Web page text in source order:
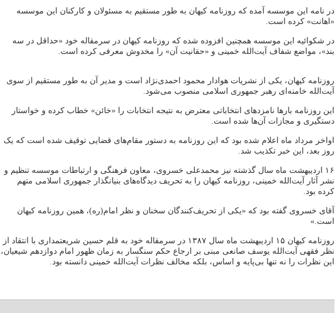
در نامه این موسسه آمده که روزنامه کیهان به طور مستقیم به مسئولان و کارکنان این موسسه
«اهانت» کرده است.
در شکوائیه این موسسه همچنین افزوده شده که روزنامه کیهان در سرمقاله خود «حداقل در سه
بند»، مواضع شفاف آیت‌الله خمینی و «حقانیت آن» را مخدوش معرفی کرده است.
روزنامه کیهان، یکی از نشریات هوادار محمود احمدی‌نژاد است و مدیر آن به طور مستقیم از سوی
آیت‌الله خامنه‌ای رهبر جمهوری اسلامی منصوب می‌شود.
این روزنامه بارها نامزدهای انتخاباتی معترض به نتیجه انتخابات را «خائن» خطاب کرده و خواستار
دستگیری و مجازات آن‌ها شده‌ است.
اواخر مرداد ماه اعلام شده بود که این روزنامه به دستور مقام‌های قضایی توقیف شده است که یک
روز بعد، این خبر تکذیب شد.
۱۶ اردیبهشت ماه سال گذشته نیز محمدعلی خسروی، معاون فرهنگی و ارتباطات موسسه تنظیم و
نشر آثار آیت‌الله خمینی، روزنامه کیهان را به تحریف دیدگاه‌های بنیانگذار جمهوری اسلامی متهم
کرده بود.
آقای خسروی گفته بود که «یکی از تحریف‌کنندگان سخنان و نظر امام(ره)، همین روزنامه کیهان
است.»
روزنامه کیهان ۱۵ اردیبهشت ماه سال ۱۳۸۷ در سرمقاله خود به قلم حسین شریعتمداری با انتقاد از
نظر فقهی آیت‌الله یوسف صانعی مبنی بر ارجاع حکم سنگسار به زمان ظهور امام دوازدهم شیعیان،
این نظرات را نه‌ تنها بی‌پایه و اساس، بلکه مخالف نظرات آیت‌الله خمینی دانسته بود.